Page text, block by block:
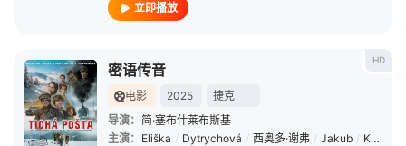
立即播放
HD
密语传音
电影 2025
捷克
导演： 简·塞布什莱布斯基
主演： Eliška / Dytrychová / 西奥多·谢弗 / Jakub / Král